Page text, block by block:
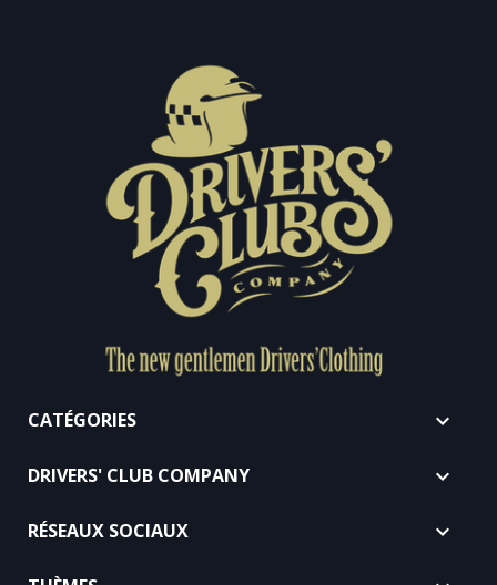
CATÉGORIES 
DRIVERS' CLUB COMPANY 
RÉSEAUX SOCIAUX 